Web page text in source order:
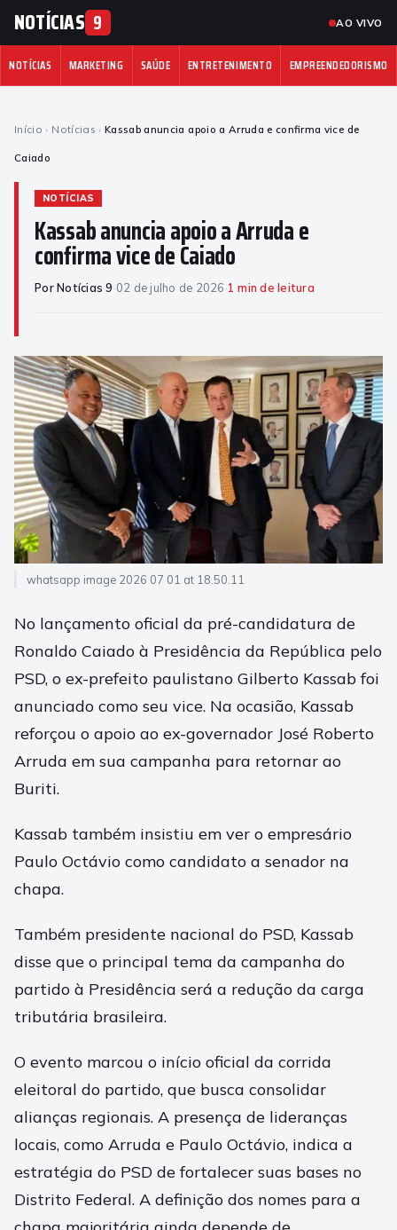
NOTÍCIAS 9 AO VIVO
NOTÍCIAS MARKETING SAÚDE ENTRETENIMENTO EMPREENDEDORISMO
Início › Notícias › Kassab anuncia apoio a Arruda e confirma vice de
Caiado
NOTÍCIAS
Kassab anuncia apoio a Arruda e
confirma vice de Caiado
Por Notícias 9·02 de julho de 2026·1 min de leitura
whatsapp image 2026 07 01 at 18.50.11
No lançamento oficial da pré-candidatura de
Ronaldo Caiado à Presidência da República pelo
PSD, o ex-prefeito paulistano Gilberto Kassab foi
anunciado como seu vice. Na ocasião, Kassab
reforçou o apoio ao ex-governador José Roberto
Arruda em sua campanha para retornar ao
Buriti.
Kassab também insistiu em ver o empresário
Paulo Octávio como candidato a senador na
chapa.
Também presidente nacional do PSD, Kassab
disse que o principal tema da campanha do
partido à Presidência será a redução da carga
tributária brasileira.
O evento marcou o início oficial da corrida
eleitoral do partido, que busca consolidar
alianças regionais. A presença de lideranças
locais, como Arruda e Paulo Octávio, indica a
estratégia do PSD de fortalecer suas bases no
Distrito Federal. A definição dos nomes para a